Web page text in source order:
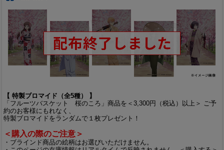
【 特製ブロマイド（全5種） 】
「フルーツバスケット 桜のころ」商品を＜3,300円（税込）以上＞ ご予
約のお客様にもれなく、
特製ブロマイドをランダムで１枚プレゼント！
＜購入の際のご注意＞
・ブラインド商品の絵柄はお選びいただけません。